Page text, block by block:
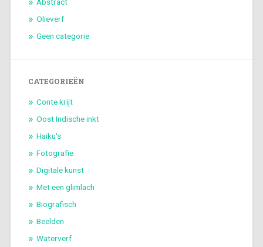
Olieverf
Geen categorie
CATEGORIEËN
Conte krijt
Oost Indische inkt
Haiku's
Fotografie
Digitale kunst
Met een glimlach
Biografisch
Beelden
Waterverf